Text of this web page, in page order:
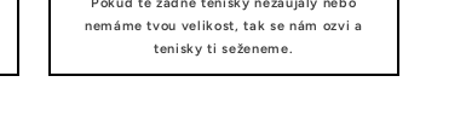
Pokud tě žádné tenisky nezaujaly nebo
nemáme tvou velikost, tak se nám ozvi a
tenisky ti seženeme.